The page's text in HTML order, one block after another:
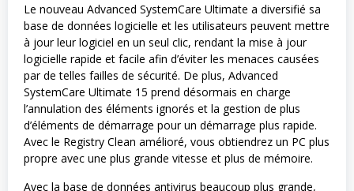
Le nouveau Advanced SystemCare Ultimate a diversifié sa
base de données logicielle et les utilisateurs peuvent mettre
à jour leur logiciel en un seul clic, rendant la mise à jour
logicielle rapide et facile afin d’éviter les menaces causées
par de telles failles de sécurité. De plus, Advanced
SystemCare Ultimate 15 prend désormais en charge
l’annulation des éléments ignorés et la gestion de plus
d’éléments de démarrage pour un démarrage plus rapide.
Avec le Registry Clean amélioré, vous obtiendrez un PC plus
propre avec une plus grande vitesse et plus de mémoire.
Avec la base de données antivirus beaucoup plus grande,